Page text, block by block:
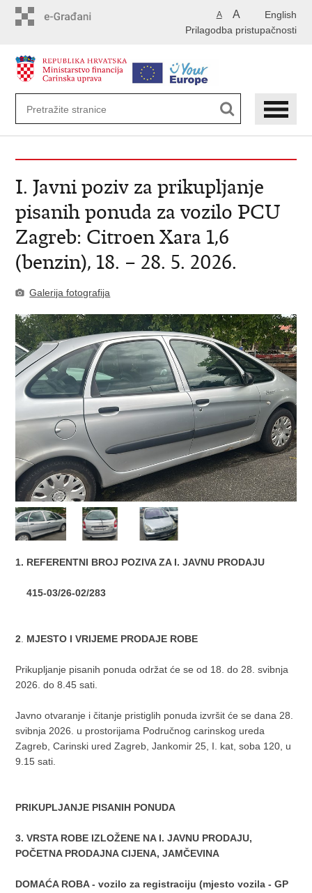
English
A A
Prilagodba pristupačnosti
I. Javni poziv za prikupljanje
pisanih ponuda za vozilo PCU
Zagreb: Citroen Xara 1,6
(benzin), 18. – 28. 5. 2026.
Galerija fotografija
1. REFERENTNI BROJ POZIVA ZA I. JAVNU PRODAJU
415-03/26-02/283
2. MJESTO I VRIJEME PRODAJE ROBE
Prikupljanje pisanih ponuda održat će se od 18. do 28. svibnja
2026. do 8.45 sati.
Javno otvaranje i čitanje pristiglih ponuda izvršit će se dana 28.
svibnja 2026. u prostorijama Područnog carinskog ureda
Zagreb, Carinski ured Zagreb, Jankomir 25, I. kat, soba 120, u
9.15 sati.
PRIKUPLJANJE PISANIH PONUDA
3. VRSTA ROBE IZLOŽENE NA I. JAVNU PRODAJU,
POČETNA PRODAJNA CIJENA, JAMČEVINA
DOMAĆA ROBA - vozilo za registraciju (mjesto vozila - GP